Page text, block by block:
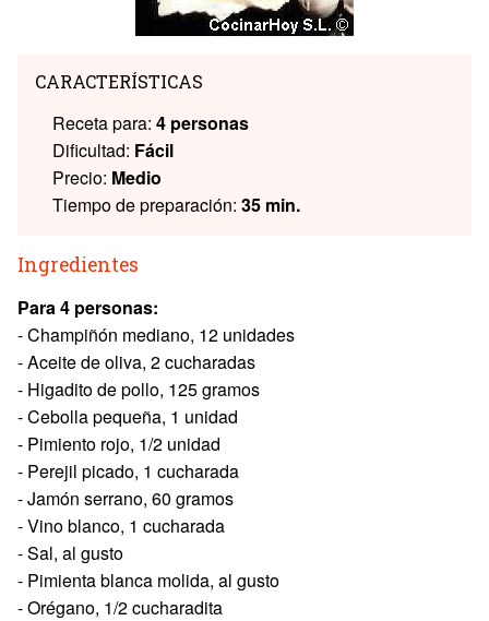
CARACTERÍSTICAS
Receta para: 4 personas
Dificultad: Fácil
Precio: Medio
Tiempo de preparación: 35 min.
Ingredientes
Para 4 personas:
- Champiñón mediano, 12 unidades
- Aceite de oliva, 2 cucharadas
- Higadito de pollo, 125 gramos
- Cebolla pequeña, 1 unidad
- Pimiento rojo, 1/2 unidad
- Perejil picado, 1 cucharada
- Jamón serrano, 60 gramos
- Vino blanco, 1 cucharada
- Sal, al gusto
- Pimienta blanca molida, al gusto
- Orégano, 1/2 cucharadita